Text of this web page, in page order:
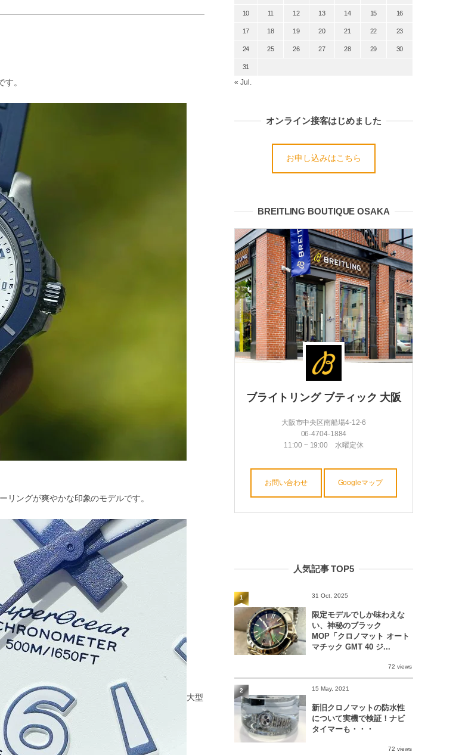
。
リングが爽やかな印象のモデルです。
大型
10 11 12 13 14 15 16
17 18 19 20 21 22 23
24 25 26 27 28 29 30
31
« Jul.
オンライン接客はじめました
お申し込みはこちら
BREITLING BOUTIQUE OSAKA
ブライトリング ブティック 大阪
大阪市中央区南船場4-12-6
06-4704-1884
11:00 ~ 19:00 水曜定休
お問い合わせ Googleマップ
人気記事 TOP5
31 Oct, 2025
限定モデルでしか味わえな
い、神秘のブラック
MOP「クロノマット オート
マチック GMT 40 ジ...
72 views
1
15 May, 2021
新旧クロノマットの防水性
について実機で検証！ナビ
タイマーも・・・
72 views
2